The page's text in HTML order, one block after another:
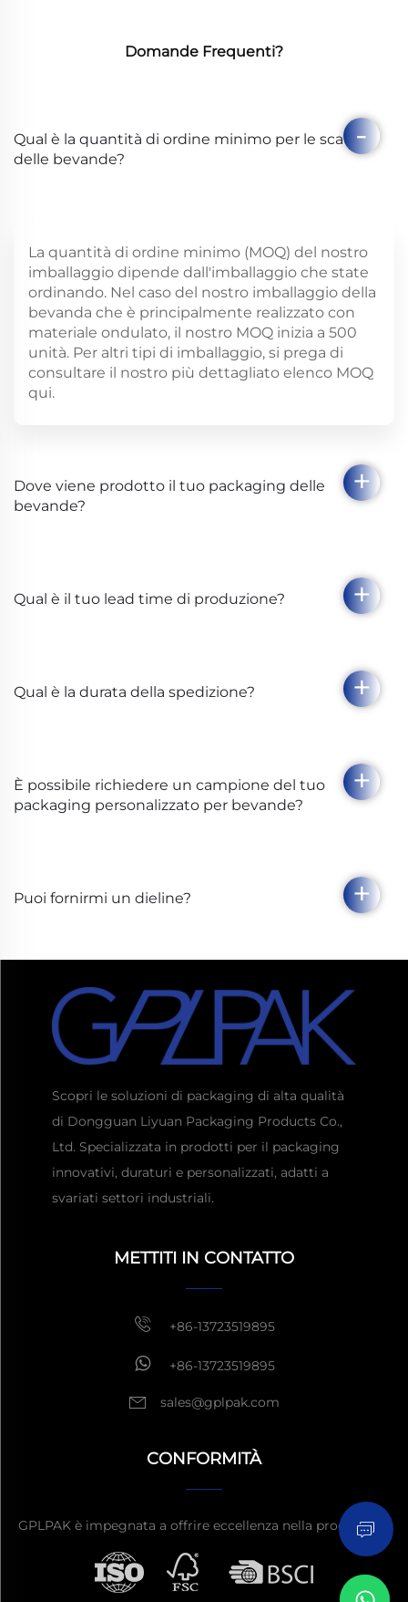
Domande Frequenti?
Qual è la quantità di ordine minimo per le scatole
delle bevande?
La quantità di ordine minimo (MOQ) del nostro
imballaggio dipende dall'imballaggio che state
ordinando. Nel caso del nostro imballaggio della
bevanda che è principalmente realizzato con
materiale ondulato, il nostro MOQ inizia a 500
unità. Per altri tipi di imballaggio, si prega di
consultare il nostro più dettagliato elenco MOQ
qui.
Dove viene prodotto il tuo packaging delle
bevande?
Qual è il tuo lead time di produzione?
Qual è la durata della spedizione?
È possibile richiedere un campione del tuo
packaging personalizzato per bevande?
Puoi fornirmi un dieline?
Scopri le soluzioni di packaging di alta qualità
di Dongguan Liyuan Packaging Products Co.,
Ltd. Specializzata in prodotti per il packaging
innovativi, duraturi e personalizzati, adatti a
svariati settori industriali.
METTITI IN CONTATTO
+86-13723519895
+86-13723519895
sales@gplpak.com
CONFORMITÀ
GPLPAK è impegnata a offrire eccellenza nella produzione.